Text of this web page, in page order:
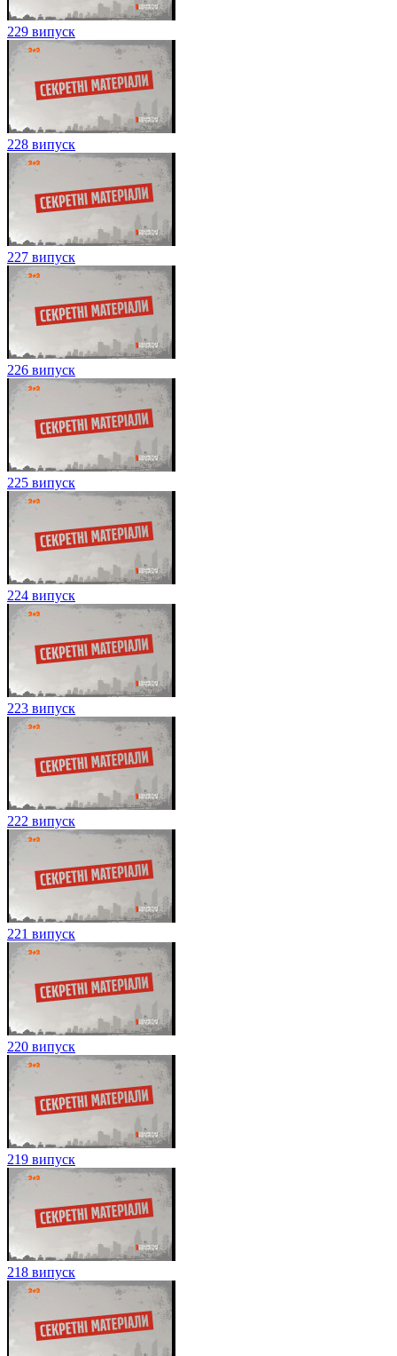
229 випуск
228 випуск
227 випуск
226 випуск
225 випуск
224 випуск
223 випуск
222 випуск
221 випуск
220 випуск
219 випуск
218 випуск